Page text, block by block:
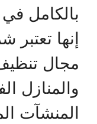
بالكامل
إنها
مجال
والمنازل
المنشآت